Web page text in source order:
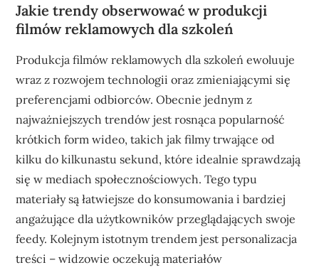
Jakie trendy obserwować w produkcji
filmów reklamowych dla szkoleń
Produkcja filmów reklamowych dla szkoleń ewoluuje
wraz z rozwojem technologii oraz zmieniającymi się
preferencjami odbiorców. Obecnie jednym z
najważniejszych trendów jest rosnąca popularność
krótkich form wideo, takich jak filmy trwające od
kilku do kilkunastu sekund, które idealnie sprawdzają
się w mediach społecznościowych. Tego typu
materiały są łatwiejsze do konsumowania i bardziej
angażujące dla użytkowników przeglądających swoje
feedy. Kolejnym istotnym trendem jest personalizacja
treści – widzowie oczekują materiałów